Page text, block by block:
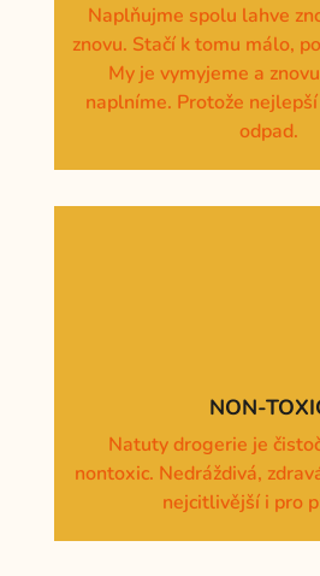
Naplňujme spolu lahve
znovu. Stačí k tomu málo,
My je vymyjeme a
naplníme. Protože
odpad.
NON-
Natuty drogerie je
nontoxic. Nedráždivá,
nejcitlivější i pro